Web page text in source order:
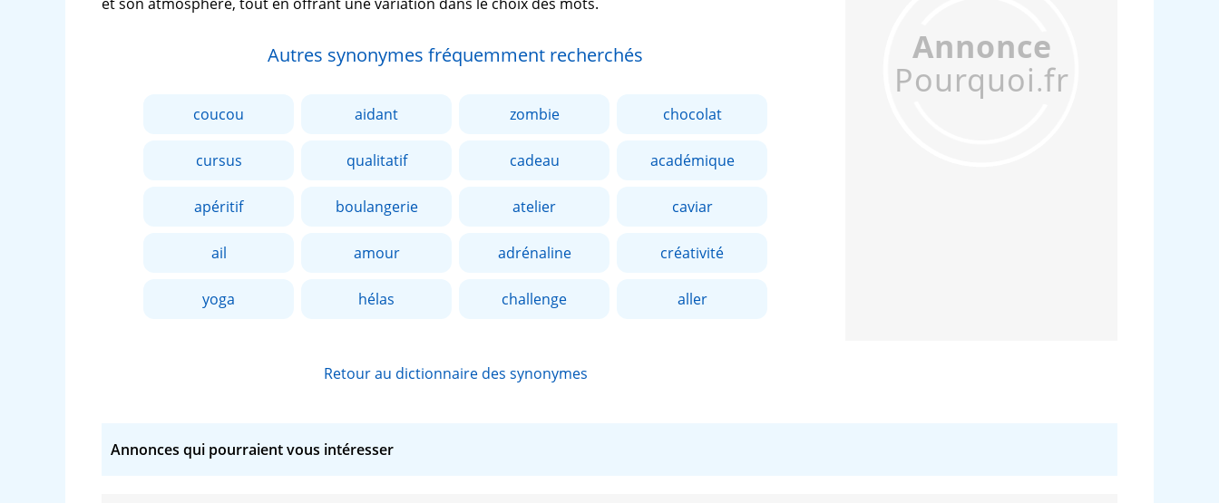
Autres synonymes fréquemment recherchés
coucou aidant zombie chocolat
cursus qualitatif cadeau académique
apéritif boulangerie atelier caviar
ail amour adrénaline créativité
yoga hélas challenge aller
Retour au dictionnaire des synonymes
Annonces qui pourraient vous intéresser